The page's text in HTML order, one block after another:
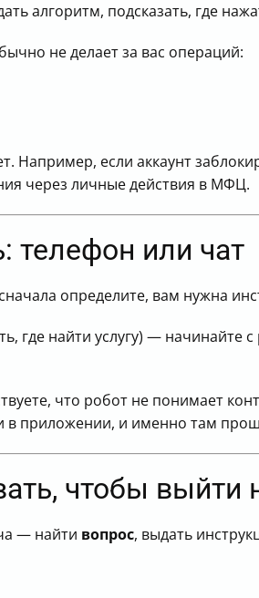
алгоритм, подсказать, где
не делает за вас операций:
Например, если аккаунт
через личные действия в МФЦ.
телефон или чат
определите, вам нужна
где найти услугу) — начинайте
что робот не понимает
приложении, и именно там
чтобы
— найти вопрос, выдать